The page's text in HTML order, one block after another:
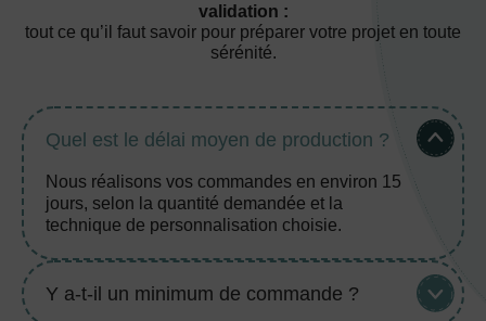
validation :
tout ce qu’il faut savoir pour préparer votre projet en toute
sérénité.
Quel est le délai moyen de production ?
Nous réalisons vos commandes en environ 15
jours, selon la quantité demandée et la
technique de personnalisation choisie.
Y a-t-il un minimum de commande ?